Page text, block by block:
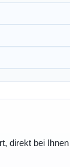
direkt bei